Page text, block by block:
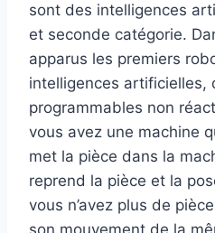
sont des intelligences
et seconde catégorie.
apparus les premiers
intelligences artificielles,
programmables non
vous avez une machine
met la pièce dans la
reprend la pièce et la
vous n’avez plus de
son mouvement de la